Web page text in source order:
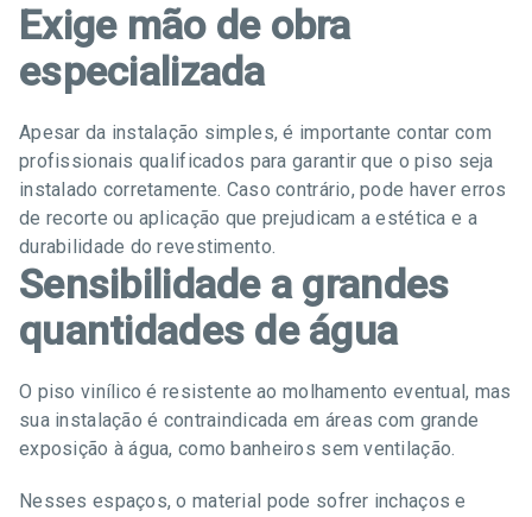
Exige mão de obra
especializada
Apesar da instalação simples, é importante contar com
profissionais qualificados para garantir que o piso seja
instalado corretamente. Caso contrário, pode haver erros
de recorte ou aplicação que prejudicam a estética e a
durabilidade do revestimento.
Sensibilidade a grandes
quantidades de água
O piso vinílico é resistente ao molhamento eventual, mas
sua instalação é contraindicada em áreas com grande
exposição à água, como banheiros sem ventilação.
Nesses espaços, o material pode sofrer inchaços e